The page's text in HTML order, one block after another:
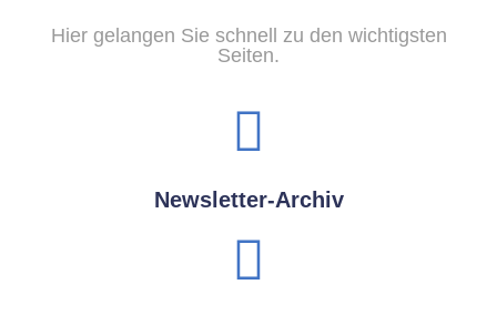
Hier gelangen Sie schnell zu den wichtigsten
Seiten.
Newsletter-Archiv